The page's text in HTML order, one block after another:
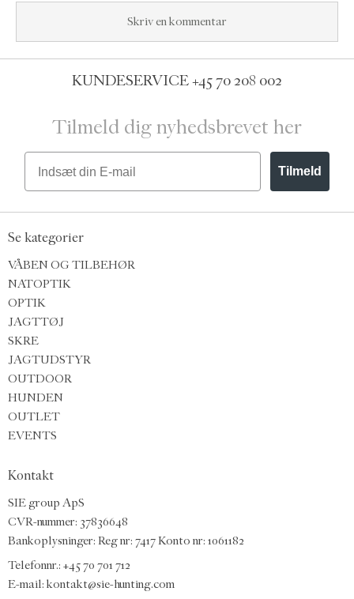
Skriv en kommentar
KUNDESERVICE+45 70 208 002
Tilmeld dig nyhedsbrevet her
Email
Tilmeld
Se kategorier
VÅBEN OG TILBEHØR
NATOPTIK
OPTIK
JAGTTØJ
SKRE
JAGTUDSTYR
OUTDOOR
HUNDEN
OUTLET
EVENTS
Kontakt
SIE group ApS
CVR-nummer: 37836648
Bankoplysninger: Reg nr: 7417 Konto nr: 1061182
Telefonnr.: +45 70 701 712
E-mail: kontakt@sie-hunting.com